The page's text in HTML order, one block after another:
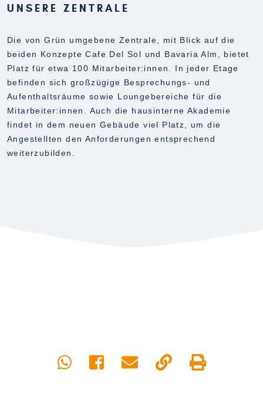
UNSERE ZENTRALE
Die von Grün umgebene Zentrale, mit Blick auf die
beiden Konzepte Cafe Del Sol und Bavaria Alm, bietet
Platz für etwa 100 Mitarbeiter:innen. In jeder Etage
befinden sich großzügige Besprechungs- und
Aufenthaltsräume sowie Loungebereiche für die
Mitarbeiter:innen. Auch die hausinterne Akademie
findet in dem neuen Gebäude viel Platz, um die
Angestellten den Anforderungen entsprechend
weiterzubilden.